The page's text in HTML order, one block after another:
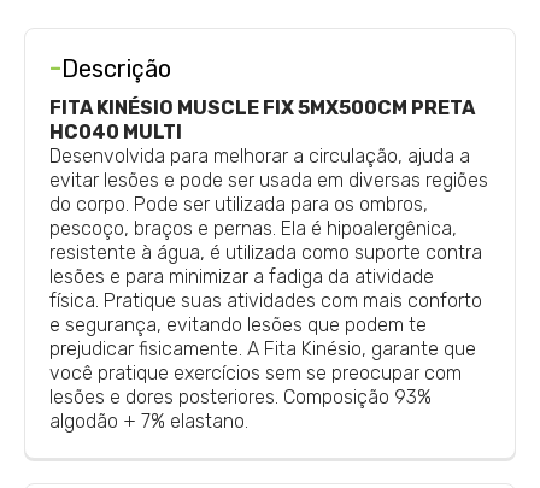
-Descrição
FITA KINÉSIO MUSCLE FIX5MX500CM PRETA
HC040 MULTI
Desenvolvida para melhorar a circulação, ajuda a
evitar lesões e pode ser usada em diversas regiões
do corpo. Pode ser utilizada para os ombros,
pescoço, braços e pernas. Ela é hipoalergênica,
resistente à água, é utilizada como suporte contra
lesões e para minimizar a fadiga da atividade
física. Pratique suas atividades com mais conforto
e segurança, evitando lesões que podem te
prejudicar fisicamente. A Fita Kinésio, garante que
você pratique exercícios sem se preocupar com
lesões e dores posteriores. Composição 93%
algodão + 7% elastano.